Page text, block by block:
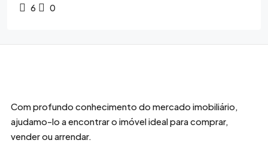
6 0
Com profundo conhecimento do mercado imobiliário,
ajudamo-lo a encontrar o imóvel ideal para comprar,
vender ou arrendar.